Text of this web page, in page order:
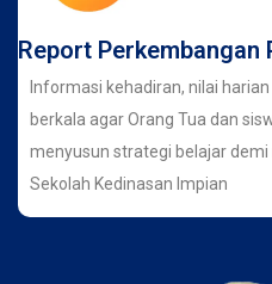
Report Perkembangan
Informasi kehadiran, nilai
berkala agar Orang Tua dan
menyusun strategi belajar
Sekolah Kedinasan Impian